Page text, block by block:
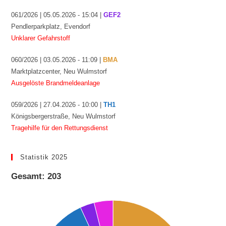
061/2026 | 05.05.2026 - 15:04 |GEF2
Pendlerparkplatz, Evendorf
Unklarer Gefahrstoff
060/2026 | 03.05.2026 - 11:09 |BMA
Marktplatzcenter, Neu Wulmstorf
Ausgelöste Brandmeldeanlage
059/2026 | 27.04.2026 - 10:00 |TH1
Königsbergerstraße, Neu Wulmstorf
Tragehilfe für den Rettungsdienst
Statistik 2025
Gesamt: 203